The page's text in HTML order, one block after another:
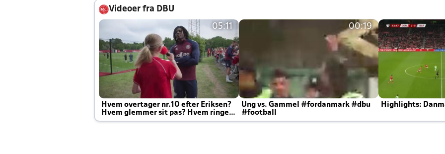
Videoer fra DBU
05:11
Hvem overtager nr.10 efter Eriksen?
Hvem glemmer sit pas? Hvem ringer
Joachim altid til efter kampe?
00:19
Ung vs. Gammel #fordanmark #dbu
#football
Highlights: